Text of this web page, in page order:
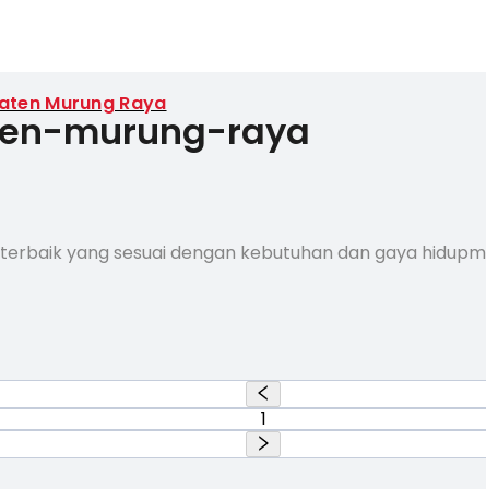
Murung Raya
murung-raya
yang sesuai dengan kebutuhan dan gaya
1